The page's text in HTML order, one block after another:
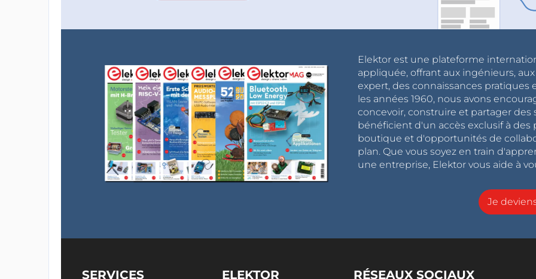
Elektor est une plateforme
appliquée, offrant aux ingénieurs,
expert, des connaissances
les années 1960, nous avons
concevoir, construire et partager
bénéficient d'un accès exclusif à
boutique et d'opportunités de
plan. Que vous soyez en train
une entreprise, Elektor vous aide à
Je
SERVICES ELEKTOR RÉSEAUX SOCIAUX